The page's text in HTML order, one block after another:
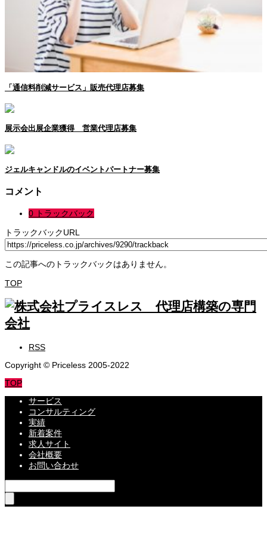
「通信料削減サービス」販売代理店募集
展示会出展企業獲得 営業代理店募集
ジェルキャンドルのイベントパートナー募集
コメント
0 トラックバック
トラックバックURL
この記事へのトラックバックはありません。
TOP
RSS
Copyright © Priceless 2005-2022
TOP
サービス
コンサルティング
実績
新着案件
求人サイト
会社概要
お問い合わせ